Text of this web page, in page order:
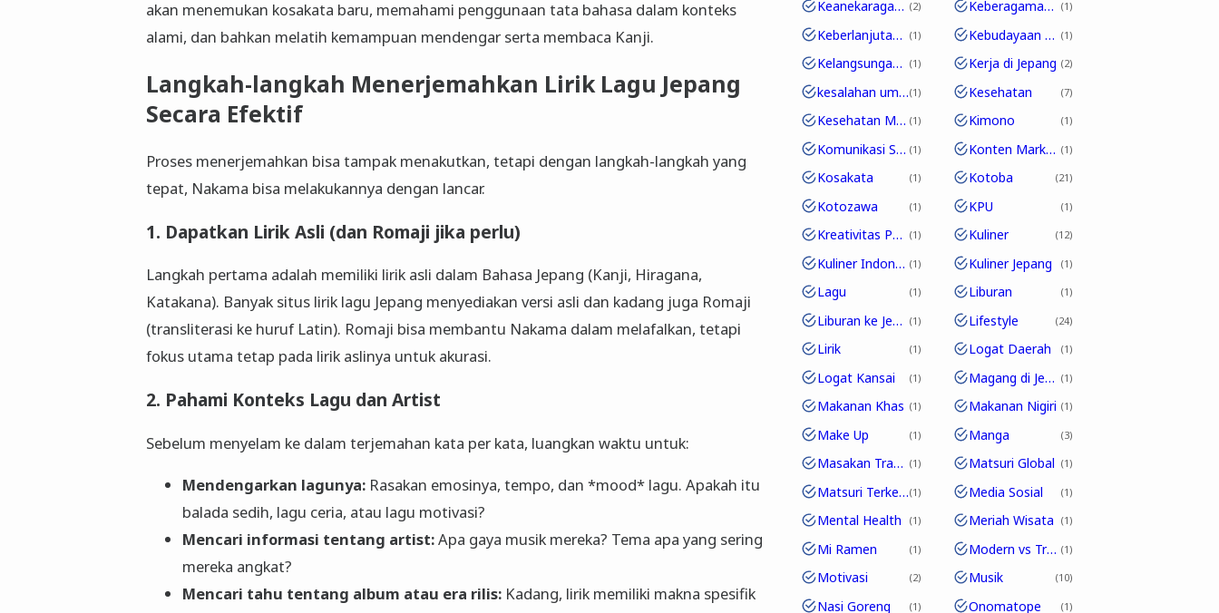
akan menemukan kosakata baru, memahami penggunaan tata bahasa dalam konteks
alami, dan bahkan melatih kemampuan mendengar serta membaca Kanji.
Langkah-langkah Menerjemahkan Lirik Lagu Jepang
Secara Efektif
Proses menerjemahkan bisa tampak menakutkan, tetapi dengan langkah-langkah yang
tepat, Nakama bisa melakukannya dengan lancar.
1. Dapatkan Lirik Asli (dan Romaji jika perlu)
Langkah pertama adalah memiliki lirik asli dalam Bahasa Jepang (Kanji, Hiragana,
Katakana). Banyak situs lirik lagu Jepang menyediakan versi asli dan kadang juga Romaji
(transliterasi ke huruf Latin). Romaji bisa membantu Nakama dalam melafalkan, tetapi
fokus utama tetap pada lirik aslinya untuk akurasi.
2. Pahami Konteks Lagu dan Artist
Sebelum menyelam ke dalam terjemahan kata per kata, luangkan waktu untuk:
Mendengarkan lagunya: Rasakan emosinya, tempo, dan *mood* lagu. Apakah itu
balada sedih, lagu ceria, atau lagu motivasi?
Mencari informasi tentang artist:Apa gaya musik mereka? Tema apa yang sering
mereka angkat?
Mencari tahu tentang album atau era rilis: Kadang, lirik memiliki makna spesifik
Keanekaragaman Budaya 2 Keberagaman Budaya 1
Keberlanjutan Bahasa 1 Kebudayaan Pop Jepang 1
Kelangsungan Edo-ben 1 Kerja di Jepang 2
kesalahan umum 1 Kesehatan 7
Kesehatan Mental 1 Kimono 1
Komunikasi Sehari-hari 1 Konten Marketing 1
Kosakata 1 Kotoba 21
Kotozawa 1 KPU 1
Kreativitas Pakaian 1 Kuliner 12
Kuliner Indonesia 1 Kuliner Jepang 1
Lagu 1 Liburan 1
Liburan ke Jepang 1 Lifestyle 24
Lirik 1 Logat Daerah 1
Logat Kansai 1 Magang di Jepang 1
Makanan Khas 1 Makanan Nigiri 1
Make Up 1 Manga 3
Masakan Tradisional 1 Matsuri Global 1
Matsuri Terkenal 1 Media Sosial 1
Mental Health 1 Meriah Wisata 1
Mi Ramen 1 Modern vs Tradisional 1
Motivasi 2 Musik 10
Nasi Goreng 1 Onomatope 1